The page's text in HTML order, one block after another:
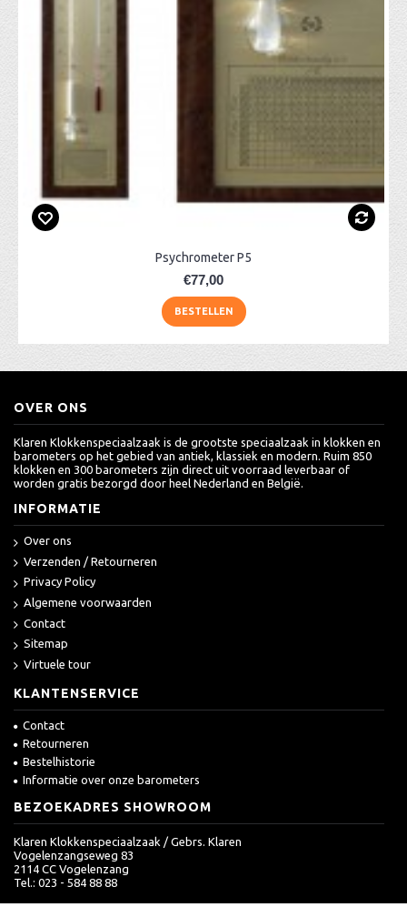
Psychrometer P5
€77,00
BESTELLEN
OVER ONS
Klaren Klokkenspeciaalzaak is de grootste speciaalzaak in klokken en
barometers op het gebied van antiek, klassiek en modern. Ruim 850
klokken en 300 barometers zijn direct uit voorraad leverbaar of
worden gratis bezorgd door heel Nederland en België.
INFORMATIE
Over ons
Verzenden / Retourneren
Privacy Policy
Algemene voorwaarden
Contact
Sitemap
Virtuele tour
KLANTENSERVICE
Contact
Retourneren
Bestelhistorie
Informatie over onze barometers
BEZOEKADRES SHOWROOM
Klaren Klokkenspeciaalzaak / Gebrs. Klaren
Vogelenzangseweg 83
2114 CC Vogelenzang
Tel.: 023 - 584 88 88